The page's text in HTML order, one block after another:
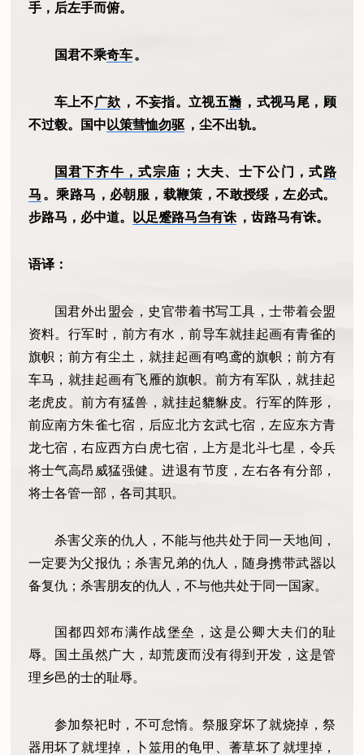
手，后左手而俯。
国君不乘奇车 。
车上不广欬 ，不妄指。立视五巂 ，式视马尾，顾
不过毂。国中 以策彗恤勿驱 ，尘不出轨。
国君下齐牛，式宗庙 ；大夫、士下公门，式路
马 。乘路马，必朝服，载鞭策，不敢授绥，左必式。
步路马，必中道。
以足蹙路马刍有诛 ，齿路马有诛。
语译：
国君外出盟会，史官带着书写工具，士带着会盟
资料。行军时，前方有水，前导车就挂起画有青雀的
旗帜；前方有尘土，就挂起画有鸣鸢的旗帜；前方有
车马，就挂起画有飞雁的旗帜。前方有军队，就挂起
老虎皮。前方有猛兽，就挂起貔貅皮。行军的阵形，
前应南方朱雀七宿，后应北方玄武七宿，左应东方青
龙七宿，右应西方白虎七宿，上方是北斗七星，令兵
将士气高昂威猛强健。进退有节度，左右各有分部，
将士各管一部，各司其职。
杀害父亲的仇人，不能与他共处于同一天地间，
一定要为父报仇；杀害兄弟的仇人，随身携带武器以
备复仇；杀害朋友的仇人，不与他共处于同一国家。
国都四郊布满作战堡垒，这是公卿大夫们的耻
辱。国土虽然广大，却荒废而没有得到开发，这是管
理乡邑的士的耻辱。
参加祭祀时，不可怠惰。祭服穿坏了就烧掉，祭
器用坏了就埋掉，卜筮用的龟甲、蓍草坏了就埋掉，